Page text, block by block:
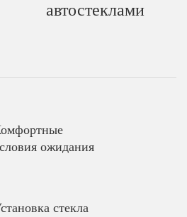
автостеклами
ожидания
стекла